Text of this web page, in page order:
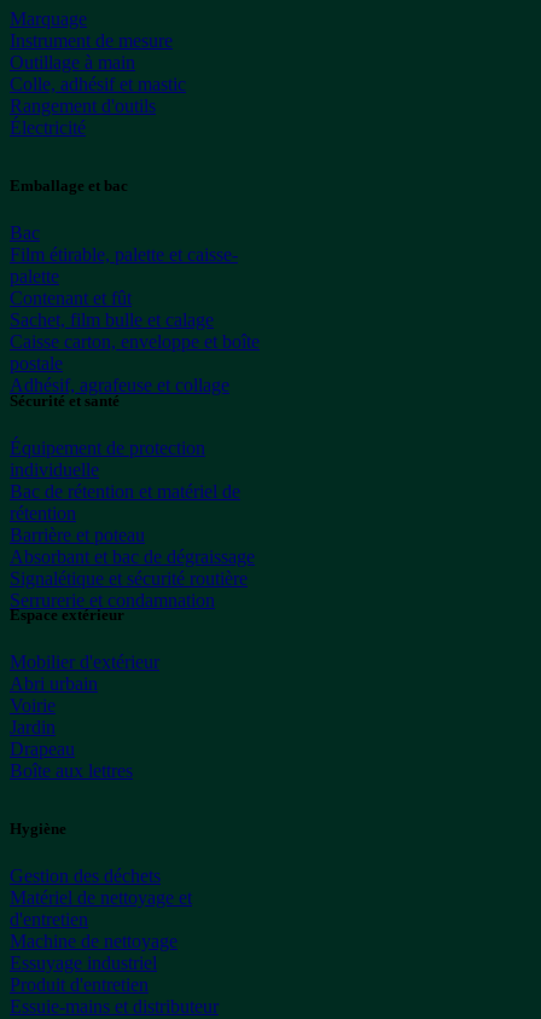
Marquage
Instrument de mesure
Outillage à main
Colle, adhésif et mastic
Rangement d'outils
Électricité
Emballage et bac
Bac
Film étirable, palette et caisse-
palette
Contenant et fût
Sachet, film bulle et calage
Caisse carton, enveloppe et boîte
postale
Adhésif, agrafeuse et collage
Sécurité et santé
Équipement de protection
individuelle
Bac de rétention et matériel de
rétention
Barrière et poteau
Absorbant et bac de dégraissage
Signalétique et sécurité routière
Serrurerie et condamnation
Espace extérieur
Mobilier d'extérieur
Abri urbain
Voirie
Jardin
Drapeau
Boîte aux lettres
Hygiène
Gestion des déchets
Matériel de nettoyage et
d'entretien
Machine de nettoyage
Essuyage industriel
Produit d'entretien
Essuie-mains et distributeur